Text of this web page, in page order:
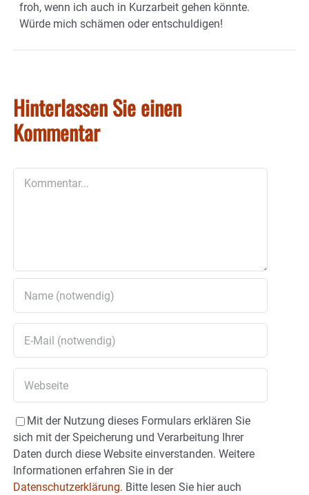
froh, wenn ich auch in Kurzarbeit gehen könnte.
Würde mich schämen oder entschuldigen!
Hinterlassen Sie einen
Kommentar
Mit der Nutzung dieses Formulars erklären Sie
sich mit der Speicherung und Verarbeitung Ihrer
Daten durch diese Website einverstanden. Weitere
Informationen erfahren Sie in der
Datenschutzerklärung. Bitte lesen Sie hier auch